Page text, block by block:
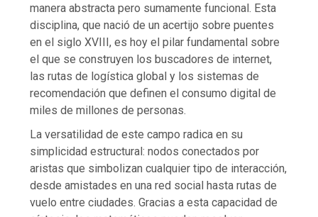
manera abstracta pero sumamente funcional. Esta
disciplina, que nació de un acertijo sobre puentes
en el siglo XVIII, es hoy el pilar fundamental sobre
el que se construyen los buscadores de internet,
las rutas de logística global y los sistemas de
recomendación que definen el consumo digital de
miles de millones de personas.
La versatilidad de este campo radica en su
simplicidad estructural: nodos conectados por
aristas que simbolizan cualquier tipo de interacción,
desde amistades en una red social hasta rutas de
vuelo entre ciudades. Gracias a esta capacidad de